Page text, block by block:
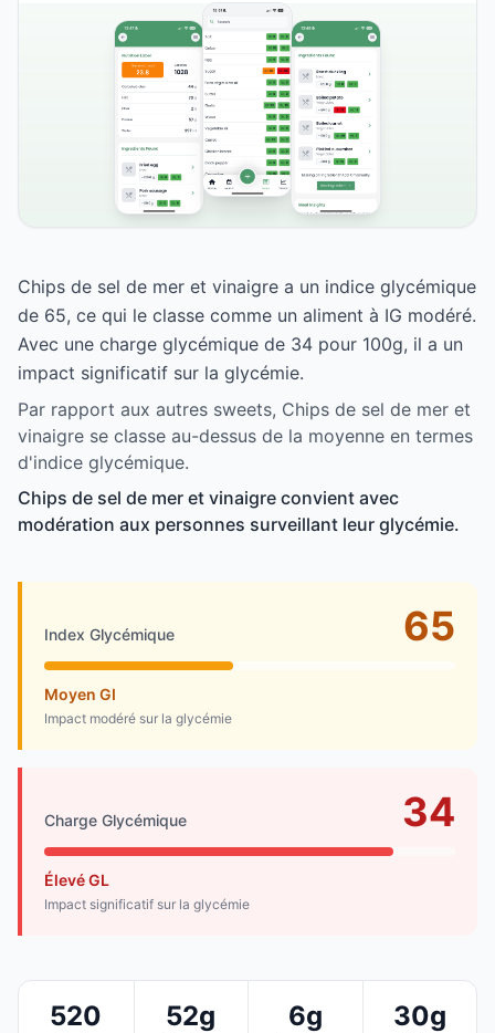
Chips de sel de mer et vinaigre a un indice glycémique
de 65, ce qui le classe comme un aliment à IG modéré.
Avec une charge glycémique de 34 pour 100g, il a un
impact significatif sur la glycémie.
Par rapport aux autres sweets, Chips de sel de mer et
vinaigre se classe au-dessus de la moyenne en termes
d'indice glycémique.
Chips de sel de mer et vinaigre convient avec
modération aux personnes surveillant leur glycémie.
Index Glycémique 65
Moyen GI
Impact modéré sur la glycémie
Charge Glycémique 34
Élevé GL
Impact significatif sur la glycémie
520 52g 6g 30g